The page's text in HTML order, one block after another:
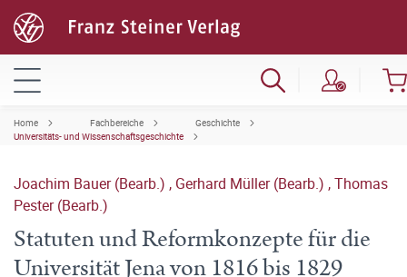
Home Fachbereiche
Geschichte
Universitäts- und Wissenschaftsgeschichte
Joachim Bauer (Bearb.) , Gerhard Müller (Bearb.) ,Thomas
Pester (Bearb.)
Statuten und Reformkonzepte für die
Universität Jena von 1816 bis 1829